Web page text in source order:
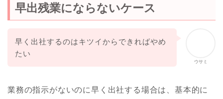
早出残業にならないケース
ウサミ
早く出社するのはキツイからできればやめ
たい
業務の指示がないのに早く出社する場合は、基本的に